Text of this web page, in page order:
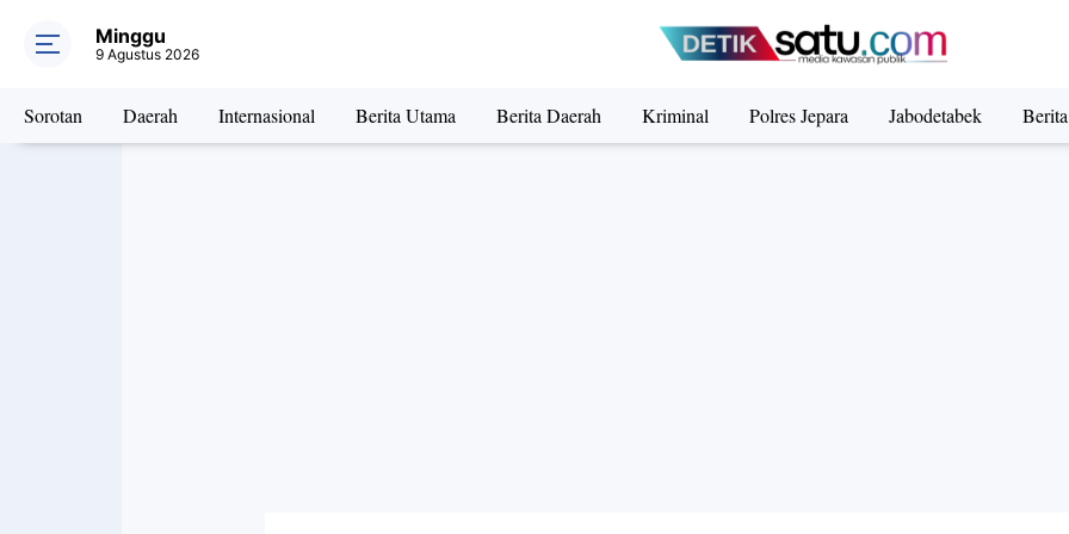
Minggu
9 Agustus 2026
Sorotan Daerah Internasional Berita Utama Berita Daerah Kriminal Polres Jepara Jabodetabek